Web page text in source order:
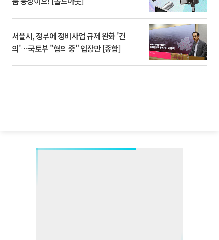
서울시, 정부에 정비사업 규제 완화 '건
의'⋯국토부 "협의 중" 입장만 [종합]